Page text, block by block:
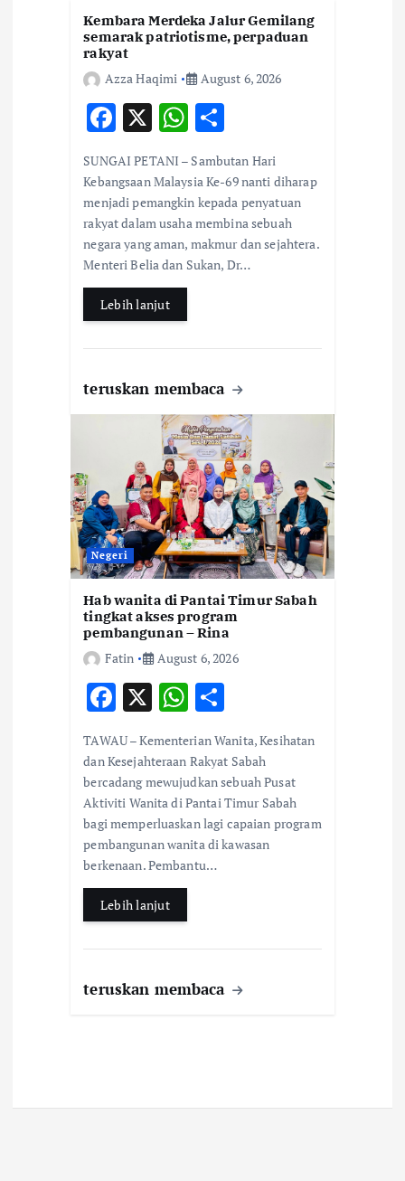
Kembara Merdeka Jalur Gemilang
semarak patriotisme, perpaduan
rakyat
Azza Haqimi
August 6, 2026
F
ac
e
b
o
o
k
X W
h
at
s
A
p
ar
e
SUNGAI PETANI – Sambutan Hari
Kebangsaan Malaysia Ke-69 nanti diharap
menjadi pemangkin kepada penyatuan
rakyat dalam usaha membina sebuah
negara yang aman, makmur dan sejahtera.
Menteri Belia dan Sukan, Dr…
Lebih lanjut
teruskan membaca
Negeri
Hab wanita di Pantai Timur Sabah
tingkat akses program
pembangunan – Rina
Fatin
August 6, 2026
F
ac
e
b
o
o
k
X W
h
at
s
A
p
p
h
ar
e
TAWAU – Kementerian Wanita, Kesihatan
dan Kesejahteraan Rakyat Sabah
bercadang mewujudkan sebuah Pusat
Aktiviti Wanita di Pantai Timur Sabah
bagi memperluaskan lagi capaian program
pembangunan wanita di kawasan
berkenaan. Pembantu…
Lebih lanjut
teruskan membaca